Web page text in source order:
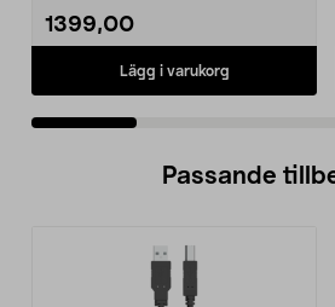
1399,00
Lägg i varukorg
Passande